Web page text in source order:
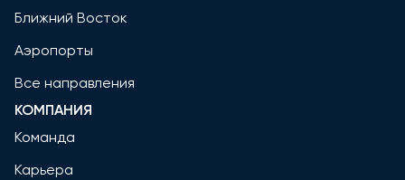
Ближний Восток
Аэропорты
Все направления
КОМПАНИЯ
Команда
Карьера